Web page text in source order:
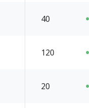
40
120
20